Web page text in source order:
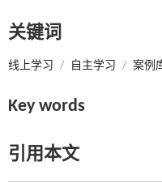
关键词
线上学习 / 自主学习 / 案例
Key words
引用本文